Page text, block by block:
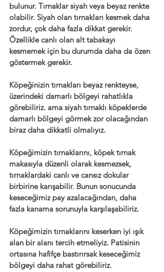
bulunur. Tırnaklar siyah veya beyaz renkte
olabilir. Siyah olan tırnakları kesmek daha
zordur, çok daha fazla dikkat gerekir.
Özellikle canlı olan alt tabakayı
kesmemek için bu durumda daha da özen
göstermek gerekir.
Köpeğinizin tırnakları beyaz renkteyse,
üzerindeki damarlı bölgeyi rahatlıkla
görebiliriz. ama siyah tırnaklı köpeklerde
damarlı bölgeyi görmek zor olacağından
biraz daha dikkatli olmalıyız.
Köpeğimizin tırnaklarını, köpek tırnak
makasıyla düzenli olarak kesmezsek,
tırnaklardaki canlı ve cansız dokular
birbirine karışabilir. Bunun sonucunda
keseceğimiz pay azalacağından, daha
fazla kanama sorunuyla karşılaşabiliriz.
Köpeğimizin tırnaklarını keserken iyi ışık
alan bir alanı tercih etmeliyiz. Patisinin
ortasına hafifçe bastırırsak keseceğimiz
bölgeyi daha rahat görebiliriz.